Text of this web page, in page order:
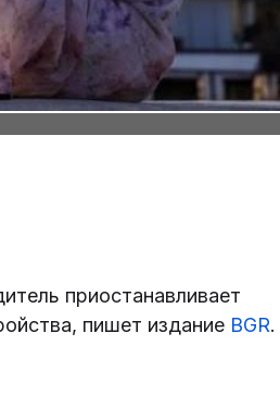
приостанавливает
пишет издание BGR.